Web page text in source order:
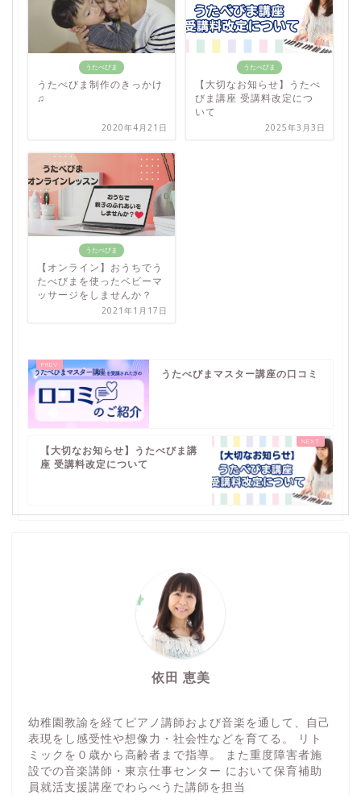
うたべびま
うたべびま制作のきっかけ
♫
2020年4月21日
うたべびま
【大切なお知らせ】うたべ
びま講座 受講料改定につ
いて
2025年3月3日
うたべびま
【オンライン】おうちでう
たべびまを使ったベビーマ
ッサージをしませんか？
2021年1月17日
うたべびまマスター講座の口コミ
【大切なお知らせ】うたべびま講
座 受講料改定について
依田 恵美
幼稚園教諭を経てピアノ講師および音楽を通して、自己
表現をし感受性や想像力・社会性などを育てる。 リト
ミックを０歳から高齢者まで指導。 また重度障害者施
設での音楽講師・東京仕事センター において保育補助
員就活支援講座でわらべうた講師を担当